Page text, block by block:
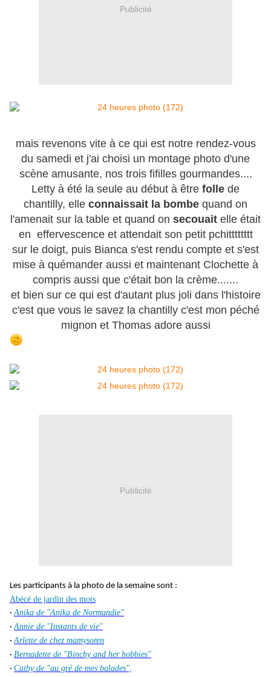
Publicité
mais revenons vite à ce qui est notre rendez-vous
du samedi et j'ai choisi un montage photo d'une
scène amusante, nos trois fifilles gourmandes....
Letty à été la seule au début à être folle de
chantilly, elle connaissait la bombe quand on
l'amenait sur la table et quand on secouait elle était
en effervescence et attendait son petit pchitttttttt
sur le doigt, puis Bianca s'est rendu compte et s'est
mise à quémander aussi et maintenant Clochette à
compris aussi que c'était bon la crème.......
et bien sur ce qui est d'autant plus joli dans l'histoire
c'est que vous le savez la chantilly c'est mon péché
mignon et Thomas adore aussi
Publicité
Les participants à la photo de la semaine sont :
Abécé de jardin des mots
·Anika de "Anika de Normandie"
·Annie de "Instants de vie"
·Arlette de chez mamysoren
· Bernadette de "Binchy and her hobbies"
· Cathy de "au gré de mes balades",